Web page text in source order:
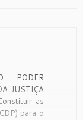
PODER
JUSTIÇA
as
para o